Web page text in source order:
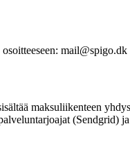
maksuliikenteen
(Sendgrid)